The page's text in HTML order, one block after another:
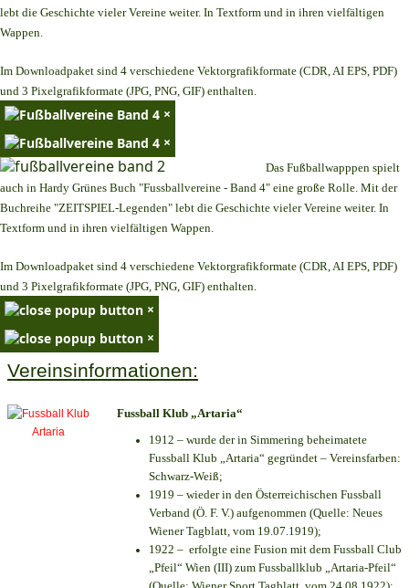
lebt die Geschichte vieler Vereine weiter. In Textform und in ihren vielfältigen
Wappen.
Im Downloadpaket sind 4 verschiedene Vektorgrafikformate (CDR, AI EPS, PDF)
und 3 Pixelgrafikformate (JPG, PNG, GIF) enthalten.
×
×
Das Fußballwapppen spielt
auch in Hardy Grünes Buch "Fussballvereine - Band 4" eine große Rolle. Mit der
Buchreihe "ZEITSPIEL-Legenden" lebt die Geschichte vieler Vereine weiter. In
Textform und in ihren vielfältigen Wappen.
Im Downloadpaket sind 4 verschiedene Vektorgrafikformate (CDR, AI EPS, PDF)
und 3 Pixelgrafikformate (JPG, PNG, GIF) enthalten.
×
×
Vereinsinformationen:
Fussball Klub „Artaria“
1912 – wurde der in Simmering beheimatete
Fussball Klub „Artaria“ gegründet – Vereinsfarben:
Schwarz-Weiß;
1919 – wieder in den Österreichischen Fussball
Verband (Ö. F. V.) aufgenommen (Quelle: Neues
Wiener Tagblatt, vom 19.07.1919);
1922 – erfolgte eine Fusion mit dem Fussball Club
„Pfeil“ Wien (III) zum Fussballklub „Artaria-Pfeil“